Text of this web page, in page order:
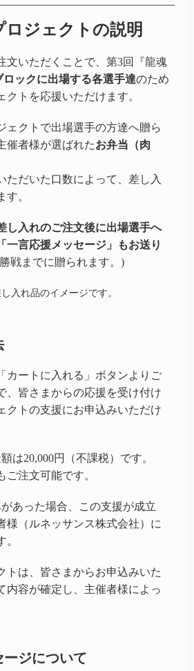
ロジェクトの説明
文いただくことで、第3回『龍魂
ロックに出場する各選手達のため
クトを応援いただけます。
ェクトで出場選手の方達へ贈ら
催者様が選ばれたお弁当（肉
ただいた口数によって、差し入
す。
し入れのご注文後に出場選手へ
一言応援メッセージ」もお送り
戦までに贈られます。)
入れ品のイメージです。
カートに入れる」ボタンよりご
、皆さまからの応援を受け付け
クトの支援にお申込みいただけ
は20,000円（不課税）です。
ご注文可能です。
あった場合、この支援が成立
様（ルネッサンス株式会社）に
トは、皆さまからお申込みいた
内容が確定し、主催者様によっ
ジについて